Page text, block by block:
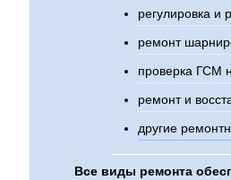
регулировка и
ремонт
проверка ГСМ
ремонт и
другие
Все виды ремонта